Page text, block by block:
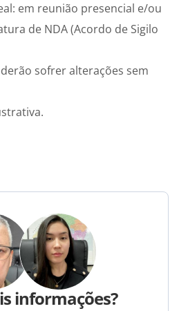
em reunião presencial e/ou
de NDA (Acordo de Sigilo
sofrer alterações sem
informações?